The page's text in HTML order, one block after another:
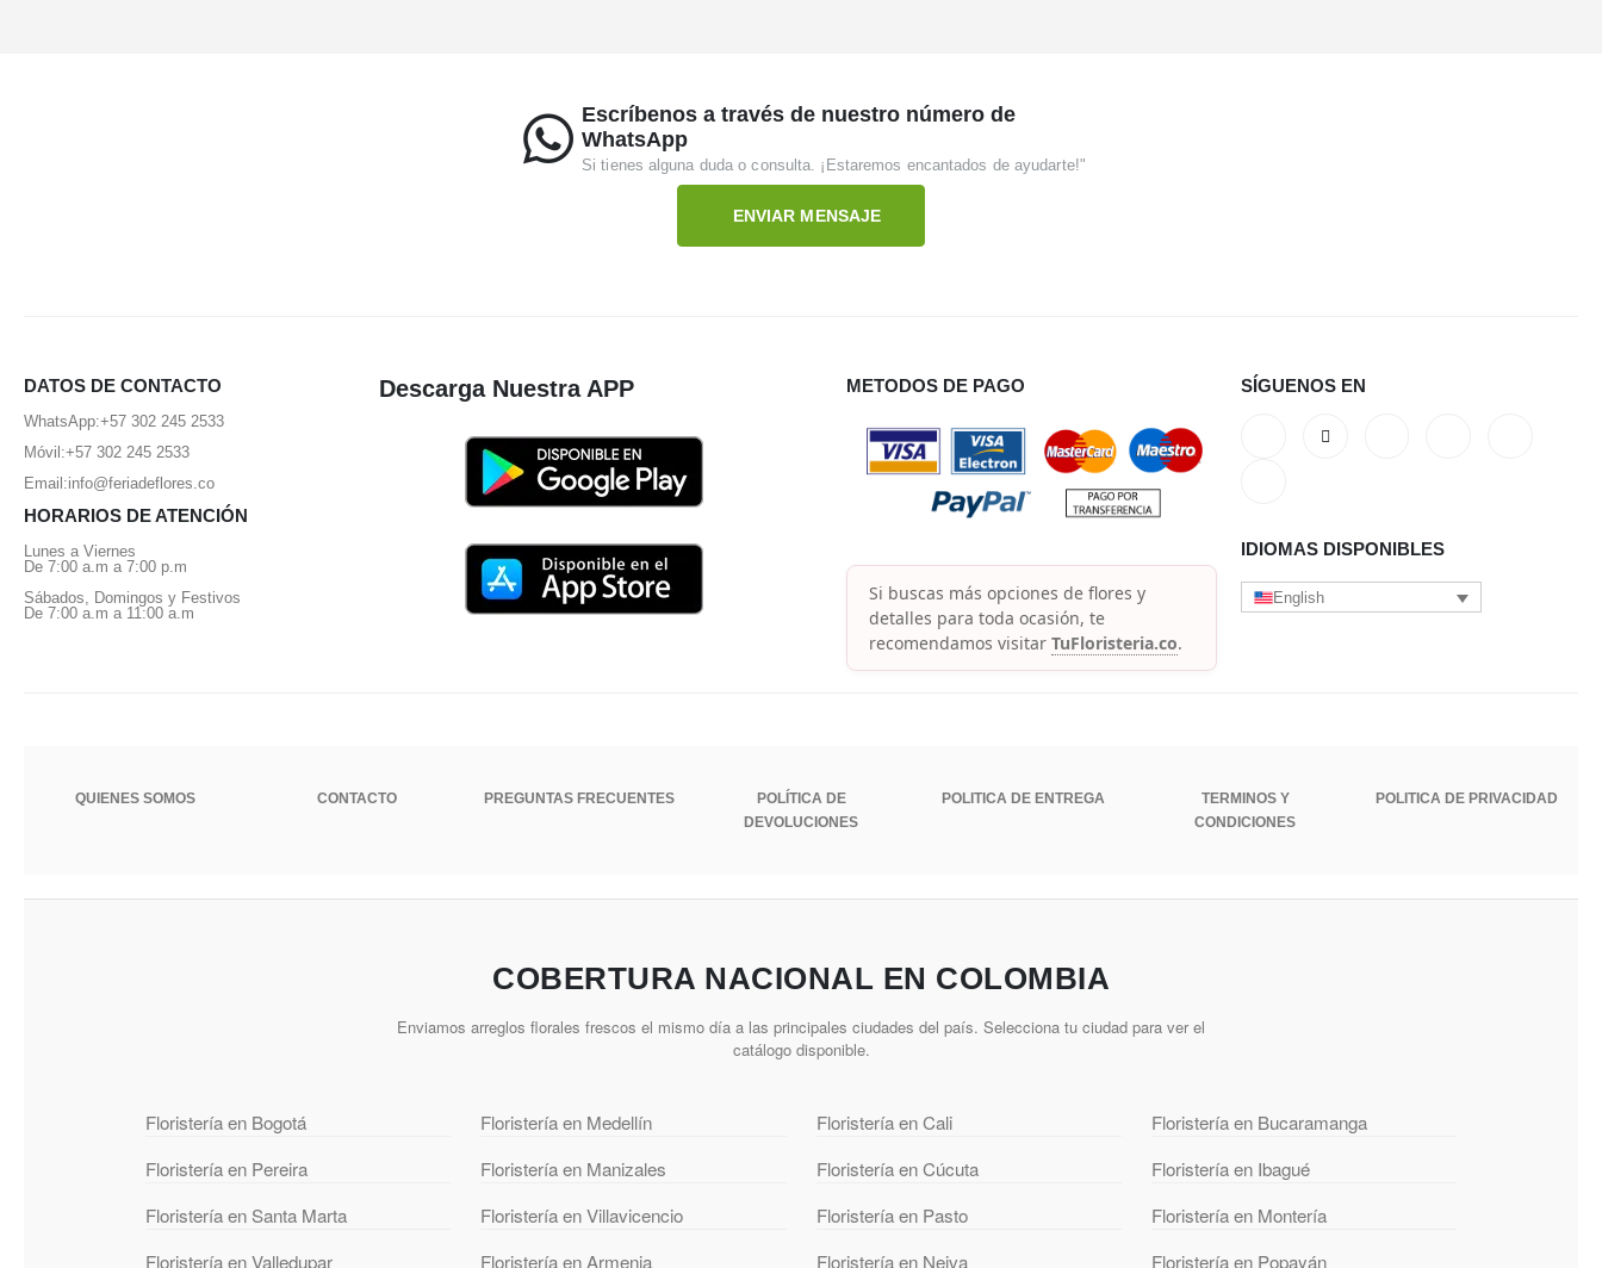
Escríbenos a través de nuestro número de
WhatsApp
Si tienes alguna duda o consulta. ¡Estaremos encantados de ayudarte!"
ENVIAR MENSAJE
DATOS DE CONTACTO
WhatsApp:+57 302 245 2533
Móvil:+57 302 245 2533
Email:info@feriadeflores.co
HORARIOS DE ATENCIÓN
Lunes a Viernes
De 7:00 a.m a 7:00 p.m
Sábados, Domingos y Festivos
De 7:00 a.m a 11:00 a.m
Descarga Nuestra APP METODOS DE PAGO
Si buscas más opciones de flores y
detalles para toda ocasión, te
recomendamos visitarTuFloristeria.co.
SÍGUENOS EN
IDIOMAS DISPONIBLES
English
QUIENES SOMOS CONTACTO PREGUNTAS FRECUENTES
POLÍTICA DE
DEVOLUCIONES
POLITICA DE ENTREGA
TERMINOS Y
CONDICIONES
POLITICA DE PRIVACIDAD
COBERTURA NACIONAL EN COLOMBIA
Enviamos arreglos florales frescos el mismo día a las principales ciudades del país. Selecciona tu ciudad para ver el
catálogo disponible.
Floristería en Bogotá Floristería en Medellín Floristería en Cali
Floristería en Bucaramanga
Floristería en Pereira
Floristería en Manizales Floristería en Cúcuta
Floristería en Ibagué
Floristería en Santa Marta
Floristería en Villavicencio Floristería en Pasto
Floristería en Montería
Floristería en Valledupar
Floristería en Armenia Floristería en Neiva Floristería en Popayán